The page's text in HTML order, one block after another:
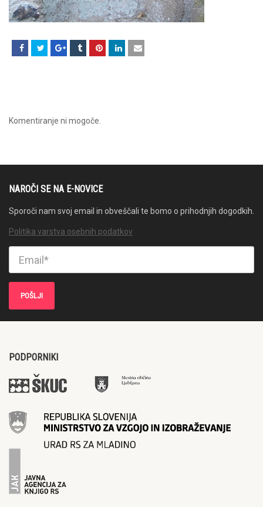
Komentiranje ni mogoče.
NAROČI SE NA E-NOVICE
Sporoči nam svoj email in obveščali te bomo o prihodnjih dogodkih.
Politika varstva osebnih podatkov
PODPORNIKI